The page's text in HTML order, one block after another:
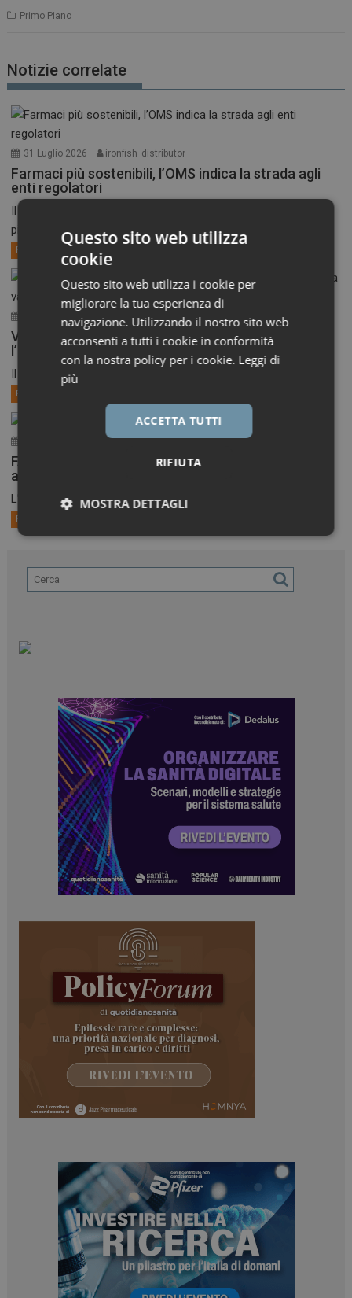
Primo Piano
Notizie correlate
31 Luglio 2026 ironfish_distributor
Farmaci più sostenibili, l’OMS indica la strada agli
enti regolatori
Il nuovo quadro globale propone standard comuni, procedure
più...
Primo Piano
30 Luglio 2026 ironfish_distributor
Vaccini anti-Covid, il CHMP raccomanda
l’aggiornamento alla variante XFG
Il Comitato per i medicinali per uso umano dell’EMA,...
Primo Piano
ironfish_distributor
FAST-EU, AIFA aggiorna l’elenco dei Comitati etici
aderenti
L’Agenzia ha pubblicato l’elenco aggiornato al 27 luglio dei...
Primo Piano
Questo sito web utilizza
cookie
Questo sito web utilizza i cookie per
migliorare la tua esperienza di
navigazione. Utilizzando il nostro sito web
acconsenti a tutti i cookie in conformità
con la nostra policy per i cookie. Leggi di
più
ACCETTA TUTTI
RIFIUTA
MOSTRA DETTAGLI
Necessari Marketing
navigazione sulle pagine e l'accesso alle aree
protette del sito. Il sito web non è in grado di
funzionare correttamente senza questi cookie.
NOME
FORNITORE / DOMINIO
_ga
Google LLC
.dailyhealthindustry.it
ARRAffinitySameSite
Microsoft Corporation
.www.dailyhealthindustry.it